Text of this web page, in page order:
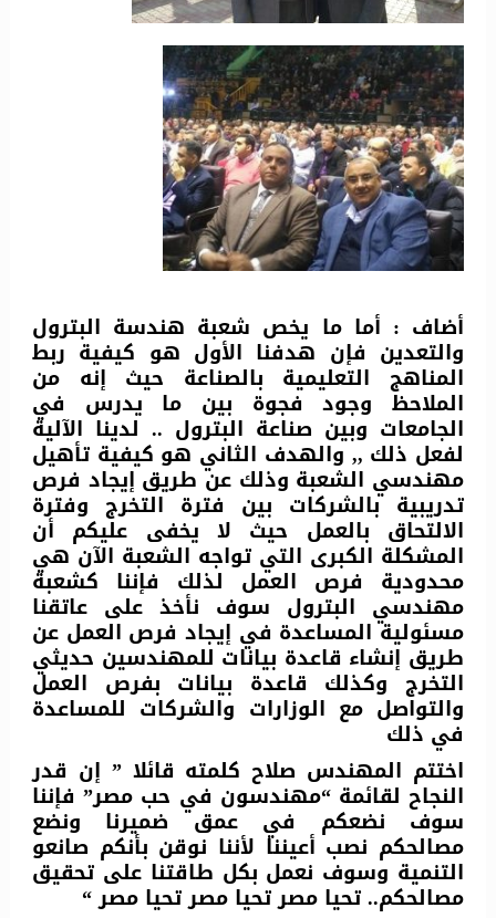
أضاف : أما ما يخص شعبة هندسة البترول
والتعدين فإن هدفنا الأول هو كيفية ربط
المناهج التعليمية بالصناعة حيث إنه من
الملاحظ وجود فجوة بين ما يدرس في
الجامعات وبين صناعة البترول .. لدينا الآلية
لفعل ذلك ,, والهدف الثاني هو كيفية تأهيل
مهندسي الشعبة وذلك عن طريق إيجاد فرص
تدريبية بالشركات بين فترة التخرج وفترة
الالتحاق بالعمل حيث لا يخفى عليكم أن
المشكلة الكبرى التي تواجه الشعبة الآن هي
محدودية فرص العمل لذلك فإننا كشعبة
مهندسي البترول سوف نأخذ على عاتقنا
مسئولية المساعدة في إيجاد فرص العمل عن
طريق إنشاء قاعدة بيانات للمهندسين حديثي
التخرج وكذلك قاعدة بيانات بفرص العمل
والتواصل مع الوزارات والشركات للمساعدة
في ذلك
اختتم المهندس صلاح كلمته قائلا ” إن قدر
النجاح لقائمة “مهندسون في حب مصر” فإننا
سوف نضعكم في عمق ضميرنا ونضع
مصالحكم نصب أعيننا لأننا نوقن بأنكم صانعو
التنمية وسوف نعمل بكل طاقتنا على تحقيق
مصالحكم.. تحيا مصر تحيا مصر تحيا مصر “